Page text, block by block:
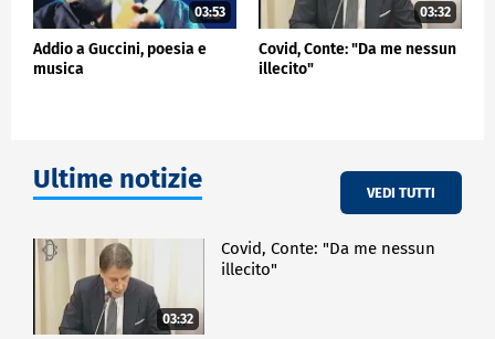
03:53
Addio a Guccini, poesia e
musica
03:32
Covid, Conte: "Da me nessun
illecito"
Ultime notizie VEDI TUTTI
03:32
Covid, Conte: "Da me nessun
illecito"